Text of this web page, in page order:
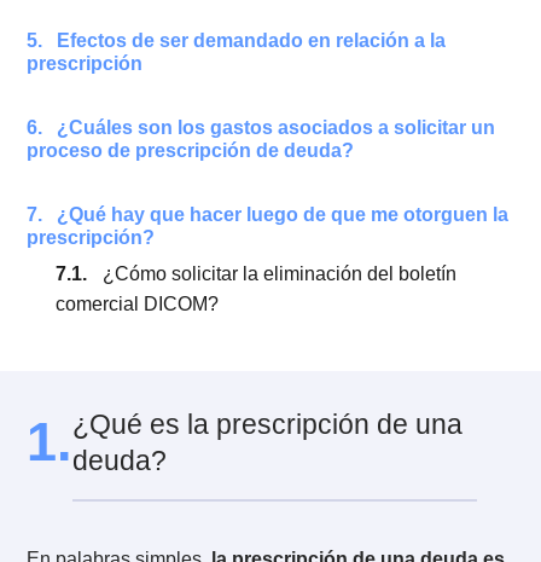
3.2. ¿Cuáles son los requisitos de la prescripción
4.
Plazos para obtener la declaración de
5.
Efectos de ser demandado en relación a la
prescripción
7.
¿Qué hay que hacer luego de que me
prescripción?
7.1. ¿Cómo solicitar la eliminación del boletín